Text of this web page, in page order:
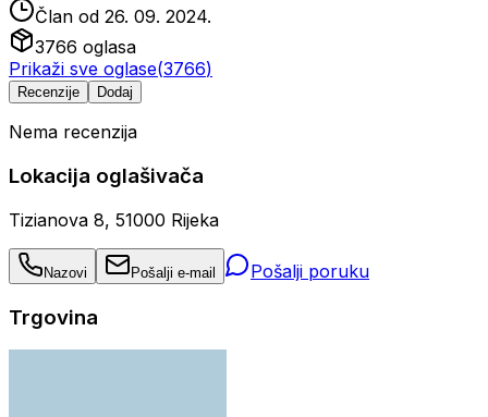
Član od 26. 09. 2024.
3766 oglasa
Prikaži sve oglase(3766)
Recenzije Dodaj
Nema recenzija
Lokacija oglašivača
Tizianova 8, 51000 Rijeka
Nazovi Pošalji e-mail Pošalji poruku
Trgovina